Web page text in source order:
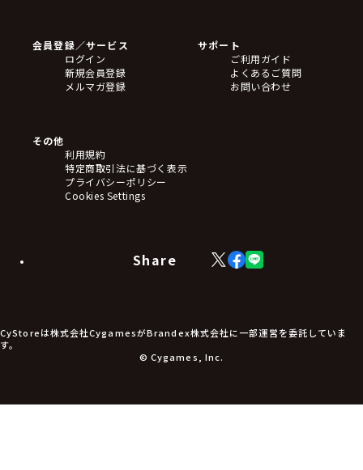
会員登録／サービス
ログイン
新規会員登録
メルマガ登録
サポート
ご利用ガイド
よくあるご質問
お問い合わせ
その他
利用規約
特定商取引法に基づく表示
プライバシーポリシー
Cookies Settings
Share
X
(Twitter)
Facebook
LINE
CyStoreは株式会社CygamesがBrandex株式会社に一部運営を委託していま
す。
© Cygames, Inc.